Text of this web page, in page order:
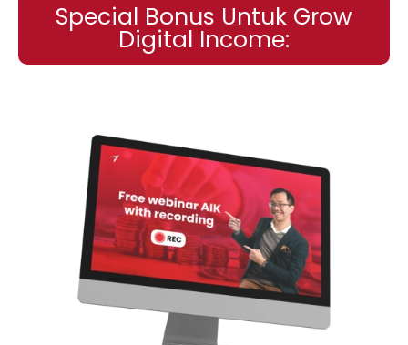
Special Bonus Untuk Grow
Digital Income: